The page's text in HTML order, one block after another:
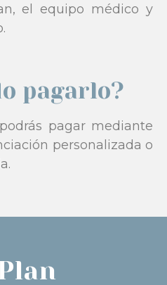
el equipo médico y
pagarlo?
pagar mediante
personalizada o
.